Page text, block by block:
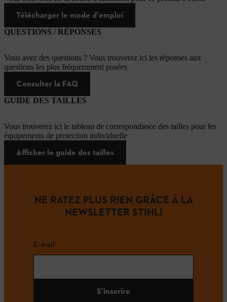
Télécharger le mode d'emploi
QUESTIONS / RÉPONSES
Vous avez des questions ? Vous trouverez ici les réponses aux
questions les plus fréquemment posées
Consulter la FAQ
GUIDE DES TAILLES
Vous trouverez ici le tableau de correspondance des tailles pour les
équipements de protection individuelle
Afficher le guide des tailles
NE RATEZ PLUS RIEN GRÂCE À LA
NEWSLETTER STIHL!
E-mail
S'inscrire